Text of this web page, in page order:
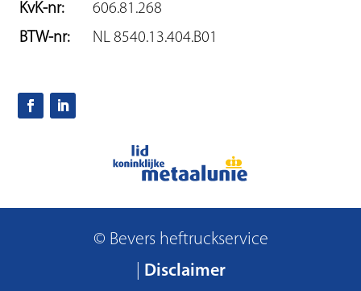
KvK-nr:
606.81.268
BTW-nr:
NL 8540.13.404.B01
© Bevers heftruckservice
Disclaimer